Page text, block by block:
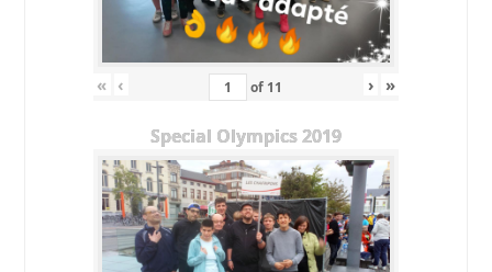
« ‹ of 11 › »
Special Olympics 2019